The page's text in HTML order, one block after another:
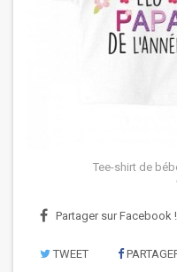
Tee-shirt de
Partager sur Facebook !
TWEET